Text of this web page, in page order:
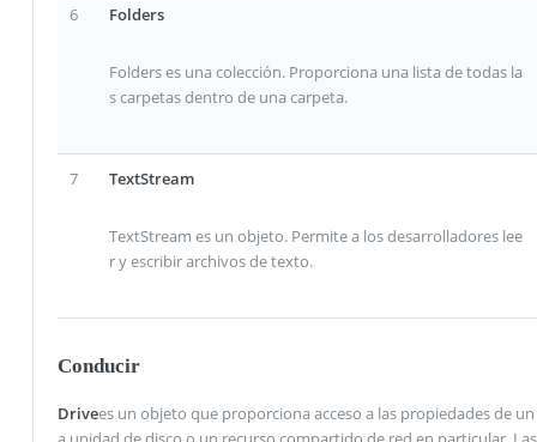
6 Folders
Folders es una colección. Proporciona una lista de todas la
s carpetas dentro de una carpeta.
7 TextStream
TextStream es un objeto. Permite a los desarrolladores lee
r y escribir archivos de texto.
Conducir
Drivees un objeto que proporciona acceso a las propiedades de un